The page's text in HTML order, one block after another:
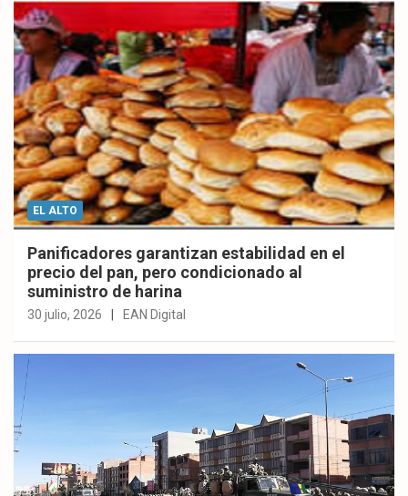
EL ALTO
Panificadores garantizan estabilidad en el
precio del pan, pero condicionado al
suministro de harina
30 julio, 2026 EAN Digital